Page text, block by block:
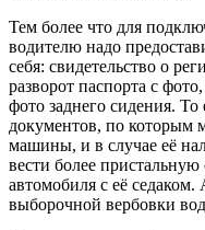
Тем более что для
водителю надо
себя: свидетельство о
разворот паспорта с
фото заднего сидения.
документов, по которым
машины, и в случае её
вести более
автомобиля с её
выборочной вербовки